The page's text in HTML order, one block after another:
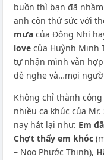
buồn thì bạn đã
anh còn thử sức với
mưacủa Đông Nhi
love của Huỳnh Minh
tự nhận mình vẫn
dễ nghe và…mọi
Không chỉ thành
nhiều ca khúc của
nay hát lại như: Em
Chợt thấy em khóc
– Noo Phước Thịnh),